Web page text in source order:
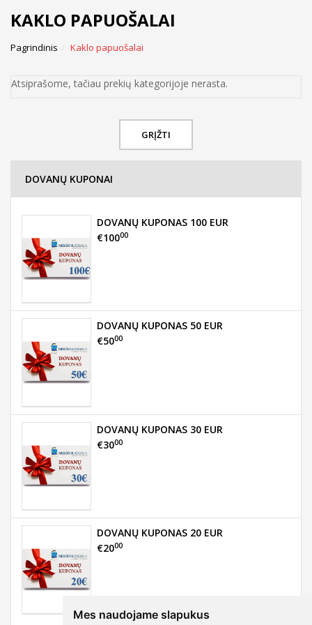
Mes naudojame slapukus
KAKLO PAPUOŠALAI
Pagrindinis Kaklo papuošalai
Atsiprašome, tačiau prekių kategorijoje nerasta.
GRĮŽTI
DOVANŲ KUPONAI
DOVANŲ KUPONAS 100 EUR
€10000
DOVANŲ KUPONAS 50 EUR
€5000
DOVANŲ KUPONAS 30 EUR
€3000
DOVANŲ KUPONAS 20 EUR
€2000